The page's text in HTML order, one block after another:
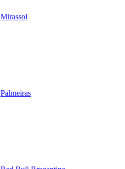
Mirassol
Palmeiras